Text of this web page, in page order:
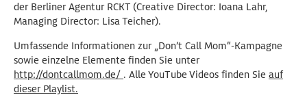
der Berliner Agentur RCKT (Creative Director: Ioana Lahr,
Managing Director: Lisa Teicher).
Umfassende Informationen zur „Don’t Call Mom“-Kampagne
sowie einzelne Elemente finden Sie unter
http://dontcallmom.de/ . Alle YouTube Videos finden Sie auf
dieser Playlist.